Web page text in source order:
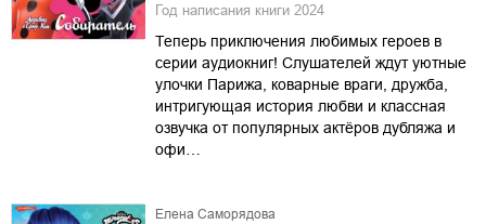
Год написания книги 2024
Теперь приключения любимых героев в
серии аудиокниг! Слушателей ждут уютные
улочки Парижа, коварные враги, дружба,
интригующая история любви и классная
озвучка от популярных актёров дубляжа и
офи…
Елена Саморядова